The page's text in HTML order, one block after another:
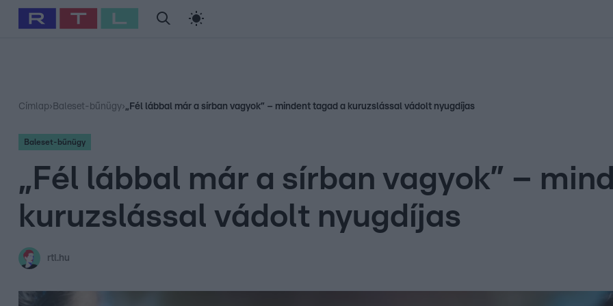
Babits Marcella Szellő István Most Wanted
Címlap› Baleset-bűnügy›„Fél lábbal már a sírban vagyok” – mindent tagad a kuruzslással vádolt nyugdíjas
Baleset-bűnügy
„Fél lábbal már a sírban vagyok” –
kuruzslással vádolt nyugdíjas
rtl.hu